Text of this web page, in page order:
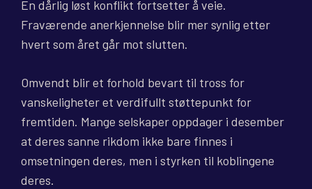
En dårlig løst konflikt fortsetter å veie.
Fraværende anerkjennelse blir mer synlig etter
hvert som året går mot slutten.
Omvendt blir et forhold bevart til tross for
vanskeligheter et verdifullt støttepunkt for
fremtiden. Mange selskaper oppdager i desember
at deres sanne rikdom ikke bare finnes i
omsetningen deres, men i styrken til koblingene
deres.